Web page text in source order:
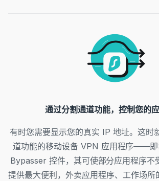
通过分割通道功能，控制您的
有时您需要显示您的真实 IP 地址。这时
道功能的移动设备 VPN 应用程序——
Bypasser 控件，其可使部分应用程序不
提供最大便利，外卖应用程序、工作场所